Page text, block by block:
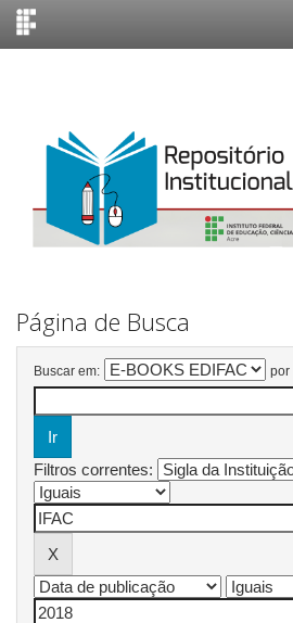
Página de Busca
Buscar em: por
Filtros correntes: